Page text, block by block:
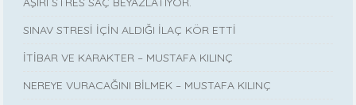
SINAV STRESİ İÇİN ALDIĞI İLAÇ KÖR ETTİ
İTİBAR VE KARAKTER – MUSTAFA KILINÇ
NEREYE VURACAĞINI BİLMEK – MUSTAFA KILINÇ